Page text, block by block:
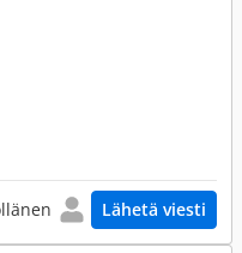
Lähetä viesti